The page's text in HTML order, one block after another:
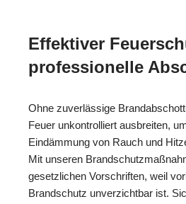
Effektiver
professionelle
Ohne zuverlässige
Feuer unkontrolliert ausbreiten,
Eindämmung von Rauch und
Mit unseren
gesetzlichen Vorschriften, weil
Brandschutz unverzichtbar ist.